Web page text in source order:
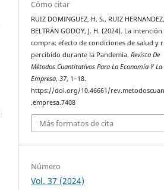
Cómo citar
RUIZ DOMINGUEZ, H. S., RUIZ
BELTRÁN GODOY, J. H. (2024). La
compra: efecto de condiciones de salud y
percibido durante la Pandemia.Revista De
Métodos Cuantitativos Para La Economía Y La
Empresa,37, 1–18.
https://doi.org/10.46661/
.empresa.7408
Más formatos de cita
Número
Vol. 37 (2024)